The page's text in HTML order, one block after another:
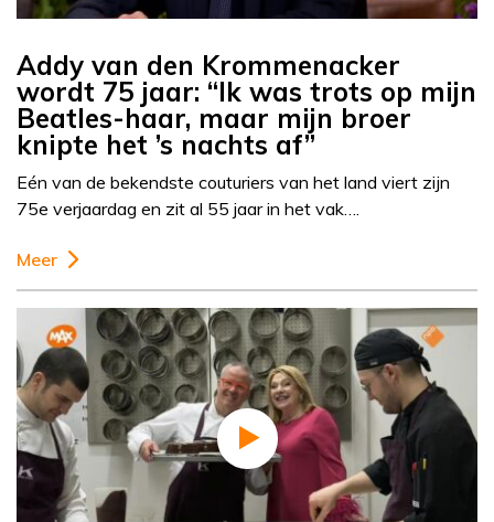
Addy van den Krommenacker
wordt 75 jaar: “Ik was trots op mijn
Beatles-haar, maar mijn broer
knipte het ’s nachts af”
Eén van de bekendste couturiers van het land viert zijn
75e verjaardag en zit al 55 jaar in het vak….
Meer